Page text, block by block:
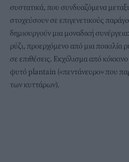
συστατικά, που συνδυαζόμενα
στοχεύσουν σε επιγενετικούς
δημιουργούν μια μοναδική
ρύζι, προερχόμενο από μια ποικιλία
σε επιθέσεις. Εκχύλισμα από
φυτό plantain («πεντάνευρο» που
των κυττάρων).